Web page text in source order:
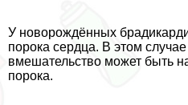
У новорождённых
порока сердца. В этом
вмешательство может быть
порока.